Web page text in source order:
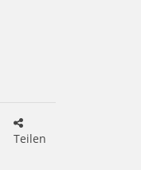
Teilen